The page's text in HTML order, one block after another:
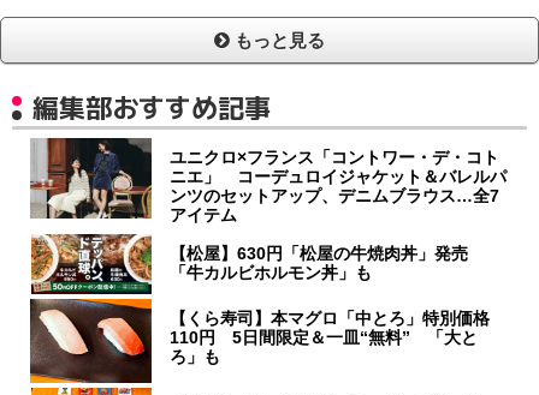
もっと見る
編集部おすすめ記事
ユニクロ×フランス「コントワー・デ・コト
ニエ」 コーデュロイジャケット＆バレルパ
ンツのセットアップ、デニムブラウス…全7
アイテム
【松屋】630円「松屋の牛焼肉丼」発売
「牛カルビホルモン丼」も
【くら寿司】本マグロ「中とろ」特別価格
110円 5日間限定＆一皿“無料” 「大と
ろ」も